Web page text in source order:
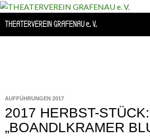
THEATERVEREIN GRAFENAU e. V.
AUFFÜHRUNGEN 2017
2017 HERBST-STÜCK:
„BOANDLKRAMER